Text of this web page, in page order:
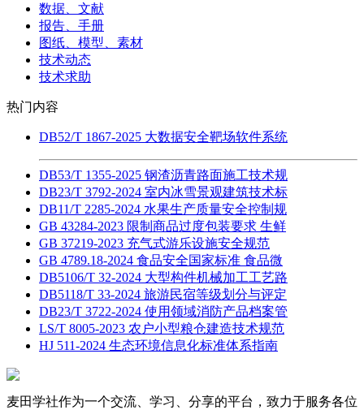
数据、文献
报告、手册
图纸、模型、素材
技术动态
技术求助
热门内容
DB52/T 1867-2025 大数据安全靶场软件系统
DB53/T 1355-2025 钢渣沥青路面施工技术规
DB23/T 3792-2024 室内冰雪景观建筑技术标
DB11/T 2285-2024 水果生产质量安全控制规
GB 43284-2023 限制商品过度包装要求 生鲜
GB 37219-2023 充气式游乐设施安全规范
GB 4789.18-2024 食品安全国家标准 食品微
DB5106/T 32-2024 大型构件机械加工工艺路
DB5118/T 33-2024 旅游民宿等级划分与评定
DB23/T 3722-2024 使用领域消防产品档案管
LS/T 8005-2023 农户小型粮仓建造技术规范
HJ 511-2024 生态环境信息化标准体系指南
麦田学社作为一个交流、学习、分享的平台，致力于服务各位